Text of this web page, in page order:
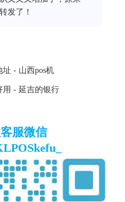
发了！
址 - 山西pos机
用 - 延吉的银行
服微信